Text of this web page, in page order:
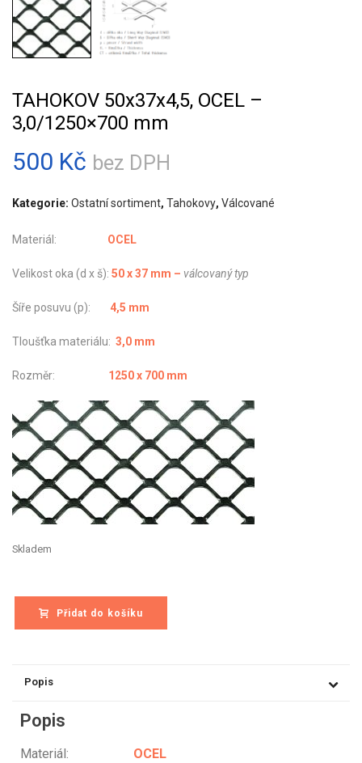
TAHOKOV 50x37x4,5, OCEL –
3,0/1250×700 mm
500 Kč bez DPH
Kategorie: Ostatní sortiment, Tahokovy, Válcované
Materiál: OCEL
Velikost oka (d x š): 50 x 37 mm – válcovaný typ
Šíře posuvu (p): 4,5 mm
Tloušťka materiálu: 3,0 mm
Rozměr: 1250 x 700 mm
Skladem
Přidat do košíku
Popis
Popis
Materiál: OCEL